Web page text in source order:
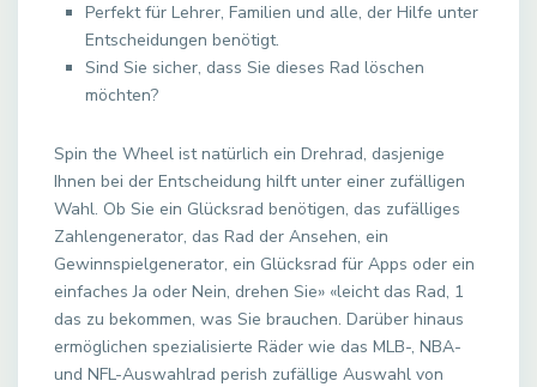
Perfekt für Lehrer, Familien und alle, der Hilfe unter
Entscheidungen benötigt.
Sind Sie sicher, dass Sie dieses Rad löschen
möchten?
Spin the Wheel ist natürlich ein Drehrad, dasjenige
Ihnen bei der Entscheidung hilft unter einer zufälligen
Wahl. Ob Sie ein Glücksrad benötigen, das zufälliges
Zahlengenerator, das Rad der Ansehen, ein
Gewinnspielgenerator, ein Glücksrad für Apps oder ein
einfaches Ja oder Nein, drehen Sie» «leicht das Rad, 1
das zu bekommen, was Sie brauchen. Darüber hinaus
ermöglichen spezialisierte Räder wie das MLB-, NBA-
und NFL-Auswahlrad perish zufällige Auswahl von